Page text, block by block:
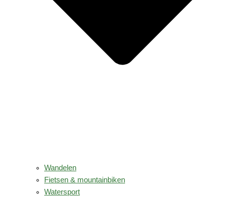
Wandelen
Fietsen & mountainbiken
Watersport